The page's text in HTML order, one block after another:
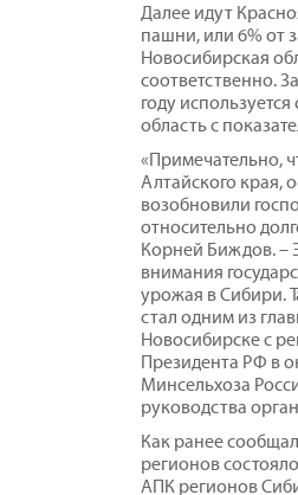
Далее идут
пашни, или 6% от
Новосибирская
соответственно.
году
область с
«Примечательно,
Алтайского края,
возобновили
относительно
Корней Биждов. –
внимания
урожая в Сибири.
стал одним из
Новосибирске с
Президента РФ в
Минсельхоза
руководства
Как ранее
регионов
АПК регионов